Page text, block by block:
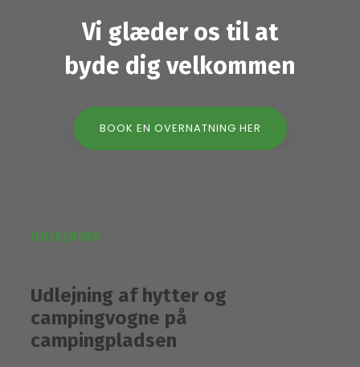
Vi glæder os til at
​byde dig velkommen
BOOK EN OVERNATNING HER
UDLEJNING
Udlejning af hytter og
campingvogne på
campingpladsen